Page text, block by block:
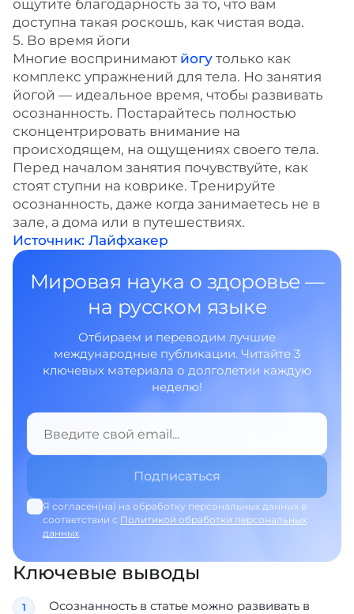
ощутите благодарность за то, что вам
доступна такая роскошь, как чистая вода.
5. Во время йоги
Многие воспринимают йогу только как
комплекс упражнений для тела. Но занятия
йогой — идеальное время, чтобы развивать
осознанность. Постарайтесь полностью
сконцентрировать внимание на
происходящем, на ощущениях своего тела.
Перед началом занятия почувствуйте, как
стоят ступни на коврике. Тренируйте
осознанность, даже когда занимаетесь не в
зале, а дома или в путешествиях.
Источник: Лайфхакер
Мировая наука о здоровье —
на русском языке
Отбираем и переводим лучшие
международные публикации. Читайте 3
ключевых материала о долголетии каждую
неделю!
Я согласен(на) на обработку персональных данных в
соответствии с Политикой обработки персональных
данных.
Ключевые выводы
Осознанность в статье можно развивать в